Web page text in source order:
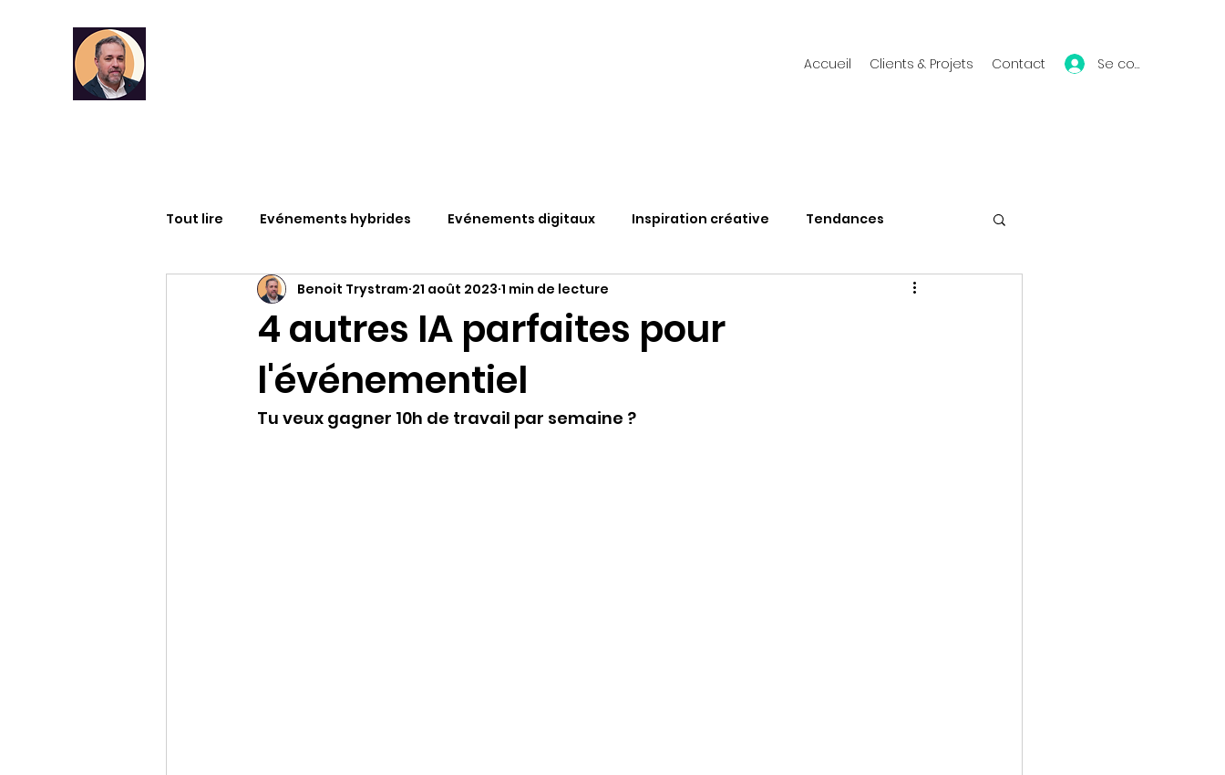
Accueil Clients & Projets Contact Se connecter
Tout lire Evénements hybrides Evénements digitaux Inspiration créative Tendances
Infographies RSE DATAS Web3 Découvertes & Solutions
Formation Métaverse et évènement
4 autres IA parfaites pour
l'événementiel
Benoit Trystram 21 août 2023 1 min de lecture
Tu veux gagner 10h de travail par semaine ?